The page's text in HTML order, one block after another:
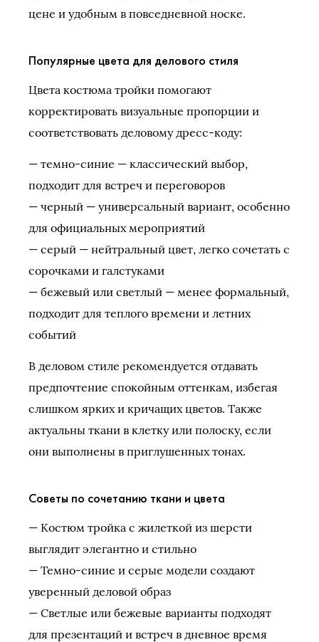
цене и удобным в повседневной носке.
Популярные цвета для делового стиля
Цвета костюма тройки помогают
корректировать визуальные пропорции и
соответствовать деловому дресс-коду:
— темно-синие — классический выбор,
подходит для встреч и переговоров
— черный — универсальный вариант, особенно
для официальных мероприятий
— серый — нейтральный цвет, легко сочетать с
сорочками и галстуками
— бежевый или светлый — менее формальный,
подходит для теплого времени и летних
событий
В деловом стиле рекомендуется отдавать
предпочтение спокойным оттенкам, избегая
слишком ярких и кричащих цветов. Также
актуальны ткани в клетку или полоску, если
они выполнены в приглушенных тонах.
Советы по сочетанию ткани и цвета
— Костюм тройка с жилеткой из шерсти
выглядит элегантно и стильно
— Темно-синие и серые модели создают
уверенный деловой образ
— Светлые или бежевые варианты подходят
для презентаций и встреч в дневное время